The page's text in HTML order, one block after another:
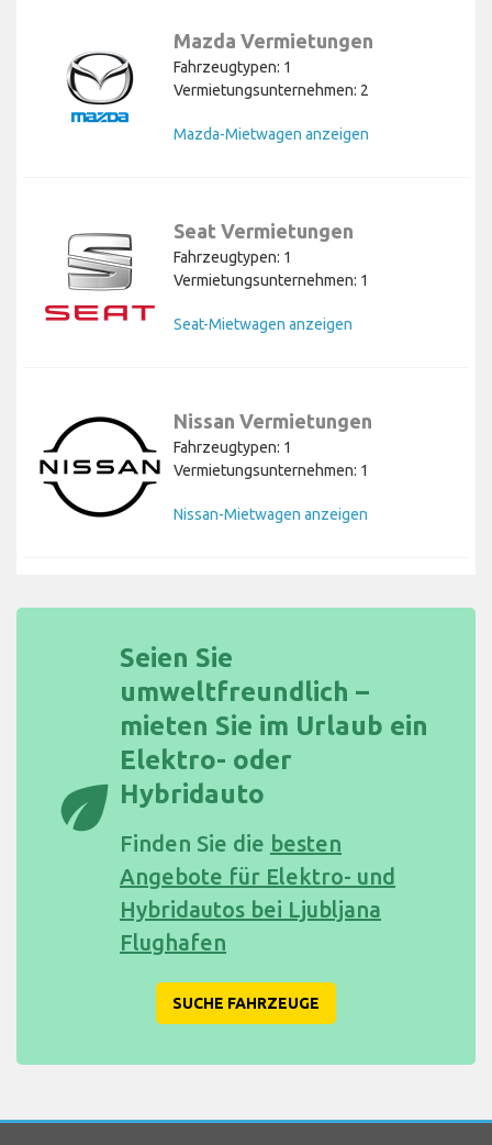
Mazda Vermietungen
Fahrzeugtypen: 1
Vermietungsunternehmen: 2
Mazda-Mietwagen anzeigen
Seat Vermietungen
Fahrzeugtypen: 1
Vermietungsunternehmen: 1
Seat-Mietwagen anzeigen
Nissan Vermietungen
Fahrzeugtypen: 1
Vermietungsunternehmen: 1
Nissan-Mietwagen anzeigen
eco
Seien Sie
umweltfreundlich –
mieten Sie im Urlaub ein
Elektro- oder
Hybridauto
Finden Sie die besten
Angebote für Elektro- und
Hybridautos bei Ljubljana
Flughafen
SUCHE FAHRZEUGE